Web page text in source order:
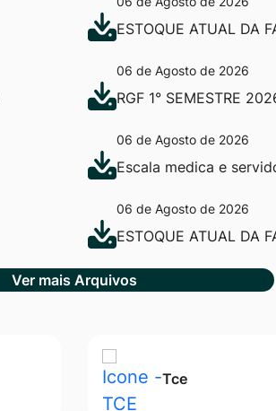
ESTOQUE ATUAL DA
06 de Agosto de 2026
RGF 1° SEMESTRE
06 de Agosto de 2026
Escala medica e
06 de Agosto de 2026
ESTOQUE ATUAL DA
Ver mais Arquivos
Tce